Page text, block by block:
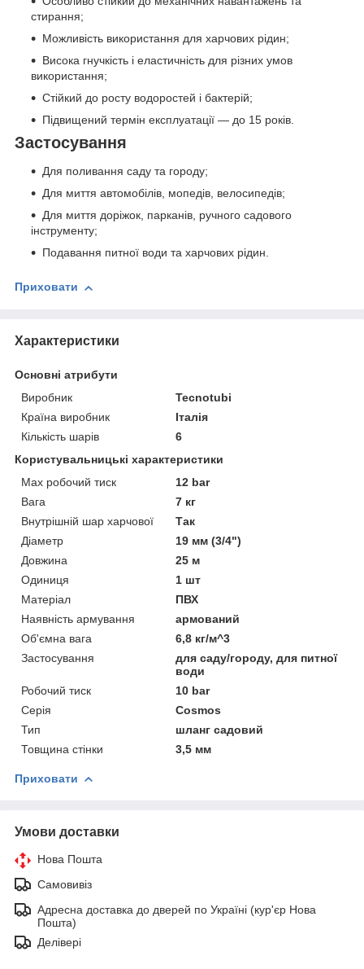
стирання;
Можливість використання для харчових рідин;
Висока гнучкість і еластичність для різних умов
використання;
Стійкий до росту водоростей і бактерій;
Підвищений термін експлуатації — до 15 років.
Застосування
Для поливання саду та городу;
Для миття автомобілів, мопедів, велосипедів;
Для миття доріжок, парканів, ручного садового
інструменту;
Подавання питної води та харчових рідин.
Приховати
Характеристики
Основні атрибути
Виробник
Tecnotubi
Країна виробник
Італія
Кількість шарів
6
Користувальницькі характеристики
Max робочий тиск
12 bar
Вага
7 кг
Внутрішній шар харчової
Так
Діаметр
19 мм (3/4")
Довжина
25 м
Одиниця
1 шт
Матеріал
ПВХ
Наявність армування
армований
Об'ємна вага
6,8 кг/м^3
Застосування
для саду/городу, для питної
води
Робочий тиск
10 bar
Серія
Cosmos
Тип
шланг садовий
Товщина стінки
3,5 мм
Приховати
Умови доставки
Нова Пошта
Самовивіз
Адресна доставка до дверей по Україні (кур'єр Нова
Пошта)
Делівері